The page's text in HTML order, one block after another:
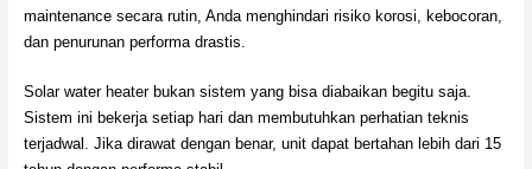
maintenance secara rutin, Anda menghindari risiko korosi, kebocoran,
dan penurunan performa drastis.
Solar water heater bukan sistem yang bisa diabaikan begitu saja.
Sistem ini bekerja setiap hari dan membutuhkan perhatian teknis
terjadwal. Jika dirawat dengan benar, unit dapat bertahan lebih dari 15